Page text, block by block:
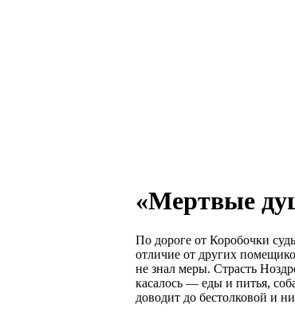
«Мертвые
По дороге от Коробочки
отличие от других
не знал меры. Страсть
касалось — еды и питья,
доводит до бестолковой и